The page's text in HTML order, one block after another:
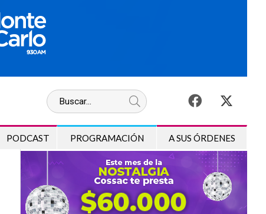
PODCAST PROGRAMACIÓN A SUS ÓRDENES